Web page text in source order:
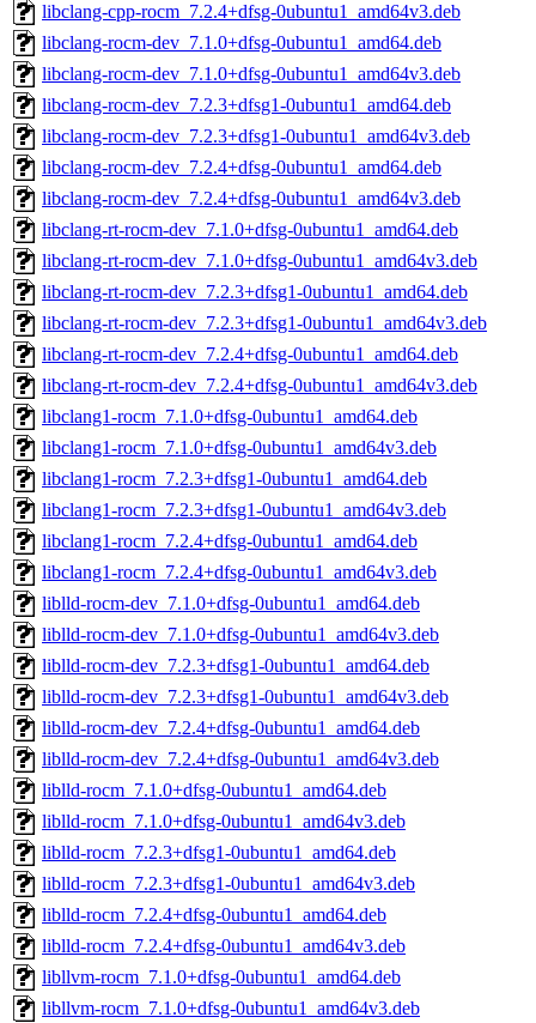
libclang-cpp-rocm_7.2.4+dfsg-0ubuntu1_amd64v3.deb
libclang-rocm-dev_7.1.0+dfsg-0ubuntu1_amd64.deb
libclang-rocm-dev_7.1.0+dfsg-0ubuntu1_amd64v3.deb
libclang-rocm-dev_7.2.3+dfsg1-0ubuntu1_amd64.deb
libclang-rocm-dev_7.2.3+dfsg1-0ubuntu1_amd64v3.deb
libclang-rocm-dev_7.2.4+dfsg-0ubuntu1_amd64.deb
libclang-rocm-dev_7.2.4+dfsg-0ubuntu1_amd64v3.deb
libclang-rt-rocm-dev_7.1.0+dfsg-0ubuntu1_amd64.deb
libclang-rt-rocm-dev_7.1.0+dfsg-0ubuntu1_amd64v3.deb
libclang-rt-rocm-dev_7.2.3+dfsg1-0ubuntu1_amd64.deb
libclang-rt-rocm-dev_7.2.3+dfsg1-0ubuntu1_amd64v3.deb
libclang-rt-rocm-dev_7.2.4+dfsg-0ubuntu1_amd64.deb
libclang-rt-rocm-dev_7.2.4+dfsg-0ubuntu1_amd64v3.deb
libclang1-rocm_7.1.0+dfsg-0ubuntu1_amd64.deb
libclang1-rocm_7.1.0+dfsg-0ubuntu1_amd64v3.deb
libclang1-rocm_7.2.3+dfsg1-0ubuntu1_amd64.deb
libclang1-rocm_7.2.3+dfsg1-0ubuntu1_amd64v3.deb
libclang1-rocm_7.2.4+dfsg-0ubuntu1_amd64.deb
libclang1-rocm_7.2.4+dfsg-0ubuntu1_amd64v3.deb
liblld-rocm-dev_7.1.0+dfsg-0ubuntu1_amd64.deb
liblld-rocm-dev_7.1.0+dfsg-0ubuntu1_amd64v3.deb
liblld-rocm-dev_7.2.3+dfsg1-0ubuntu1_amd64.deb
liblld-rocm-dev_7.2.3+dfsg1-0ubuntu1_amd64v3.deb
liblld-rocm-dev_7.2.4+dfsg-0ubuntu1_amd64.deb
liblld-rocm-dev_7.2.4+dfsg-0ubuntu1_amd64v3.deb
liblld-rocm_7.1.0+dfsg-0ubuntu1_amd64.deb
liblld-rocm_7.1.0+dfsg-0ubuntu1_amd64v3.deb
liblld-rocm_7.2.3+dfsg1-0ubuntu1_amd64.deb
liblld-rocm_7.2.3+dfsg1-0ubuntu1_amd64v3.deb
liblld-rocm_7.2.4+dfsg-0ubuntu1_amd64.deb
liblld-rocm_7.2.4+dfsg-0ubuntu1_amd64v3.deb
libllvm-rocm_7.1.0+dfsg-0ubuntu1_amd64.deb
libllvm-rocm_7.1.0+dfsg-0ubuntu1_amd64v3.deb